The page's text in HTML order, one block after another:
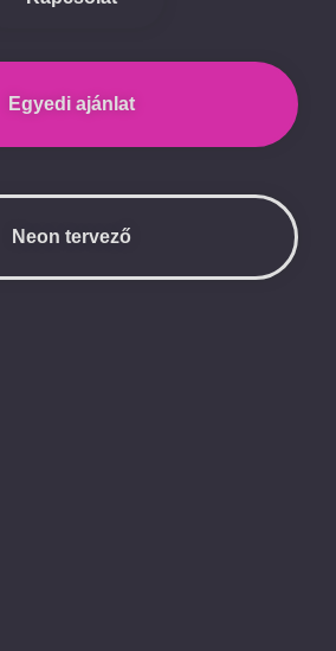
Egyedi ajánlat
Neon tervező